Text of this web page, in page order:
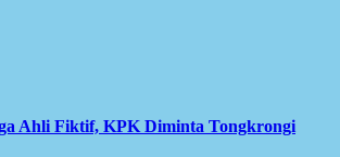
Ahli Fiktif, KPK Diminta Tongkrongi